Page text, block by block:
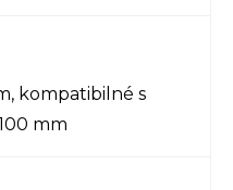
kompatibilné s
mm